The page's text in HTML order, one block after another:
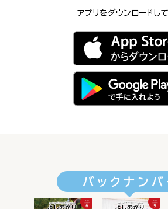
アプリをダウンロードし
バックナンバ